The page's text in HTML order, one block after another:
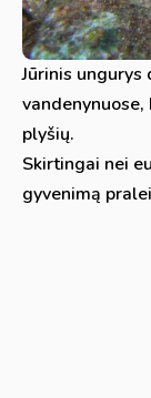
Jūrinis ungurys
plyšių.
Skirtingai nei
gyvenimą